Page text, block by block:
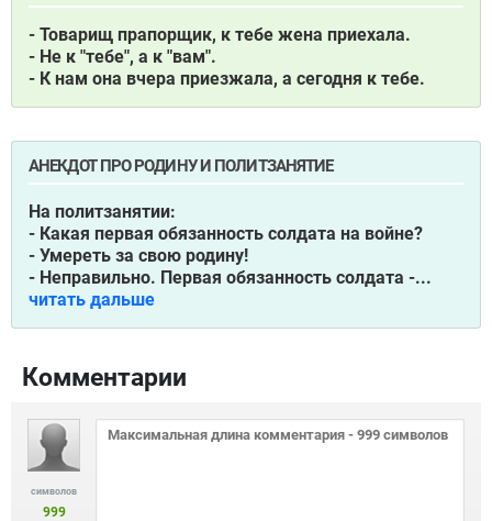
- Товарищ прапорщик, к тебе жена приехала.
- Не к "тебе", а к "вам".
- К нам она вчера приезжала, а сегодня к тебе.
АНЕКДОТ ПРО РОДИНУ И ПОЛИТЗАНЯТИЕ
На политзанятии:
- Какая первая обязанность солдата на войне?
- Умереть за свою родину!
- Неправильно. Первая обязанность солдата -...
читать дальше
Комментарии
символов
999